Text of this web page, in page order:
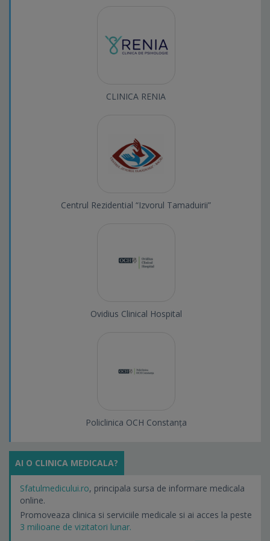
CLINICA RENIA
Centrul Rezidential “Izvorul Tamaduirii”
Ovidius Clinical Hospital
Policlinica OCH Constanța
AI O CLINICA MEDICALA?
Sfatulmedicului.ro, principala sursa de informare medicala
online.
Promoveaza clinica si serviciile medicale si ai acces la peste
3 milioane de vizitatori lunar.